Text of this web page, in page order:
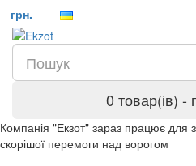
грн.
0 товар(ів) -
Компанія "Екзот" зараз працює для
скорішої перемоги над ворогом